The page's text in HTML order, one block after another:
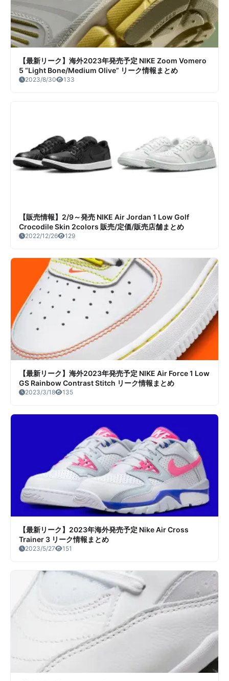
【最新リーク】海外2023年発売予定 NIKE Zoom Vomero
5 “Light Bone/Medium Olive” リーク情報まとめ
2023/8/30 133
【販売情報】2/9～発売 NIKE Air Jordan 1 Low Golf
Crocodile Skin 2colors 販売/定価/販売店舗まとめ
2022/12/26 129
【最新リーク】海外2023年発売予定 NIKE Air Force 1 Low
GS Rainbow Contrast Stitch リーク情報まとめ
2023/3/18 135
【最新リーク】2023年海外発売予定 Nike Air Cross
Trainer 3 リーク情報まとめ
2023/5/27 151